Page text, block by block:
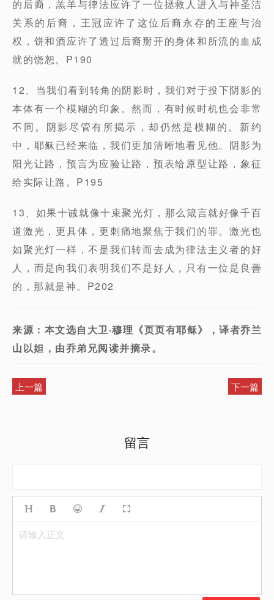
的后裔，羔羊与律法应许了一位拯救人进入与神圣洁
关系的后裔，王冠应许了这位后裔永存的王座与治
权，饼和酒应许了透过后裔掰开的身体和所流的血成
就的饶恕。P190
12、当我们看到转角的阴影时，我们对于投下阴影的
本体有一个模糊的印象。然而，有时候时机也会非常
不同。阴影尽管有所揭示，却仍然是模糊的。新约
中，耶稣已经来临，我们更加清晰地看见他。阴影为
阳光让路，预言为应验让路，预表给原型让路，象征
给实际让路。P195
13、如果十诫就像十束聚光灯，那么箴言就好像千百
道激光，更具体，更刺痛地聚焦于我们的罪。激光也
如聚光灯一样，不是我们转而去成为律法主义者的好
人，而是向我们表明我们不是好人，只有一位是良善
的，那就是神。P202
来源：本文选自大卫·穆理《页页有耶稣》，译者乔兰
山以妲，由乔弟兄阅读并摘录。
上一篇 下一篇
留言
请输入正文